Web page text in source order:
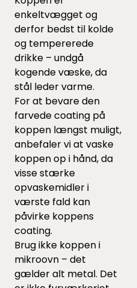
enkeltvægget og
derfor bedst til kolde
og tempererede
drikke – undgå
kogende væske, da
stål leder varme.
For at bevare den
farvede coating på
koppen længst muligt,
anbefaler vi at vaske
koppen op i hånd, da
visse stærke
opvaskemidler i
værste fald kan
påvirke koppens
coating.
Brug ikke koppen i
mikroovn – det
gælder alt metal. Det